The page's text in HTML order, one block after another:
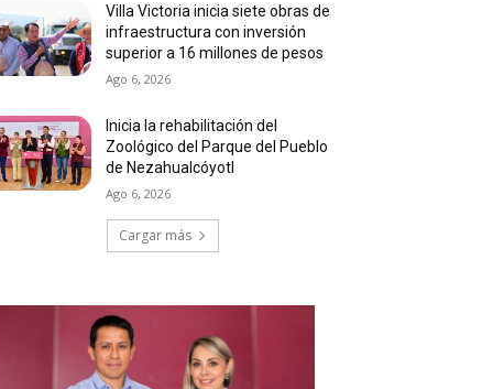
Villa Victoria inicia siete obras de
infraestructura con inversión
superior a 16 millones de pesos
Ago 6, 2026
Inicia la rehabilitación del
Zoológico del Parque del Pueblo
de Nezahualcóyotl
Ago 6, 2026
Cargar más